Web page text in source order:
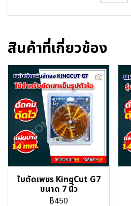
สินค้าที่เกี่ยวข้อง
ใบตัดเพชร KingCut G7
ขนาด 7 นิ้ว
฿450